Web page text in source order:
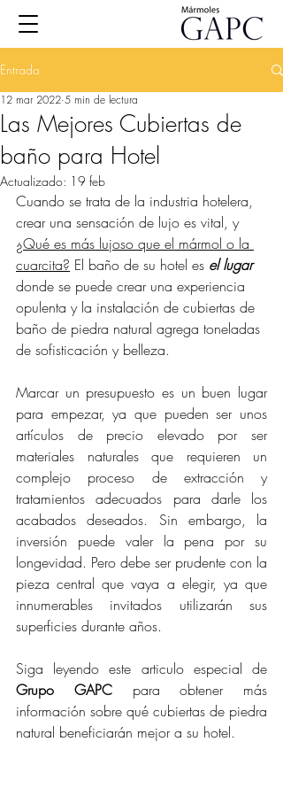
Entrada
Las Mejores Cubiertas de
baño para Hotel
12 mar 2022 5 min de lectura
Actualizado: 19 feb
Cuando se trata de la industria hotelera,
crear una sensación de lujo es vital, y
¿Qué es más lujoso que el mármol o la
cuarcita? El baño de su hotel es el lugar
donde se puede crear una experiencia
opulenta y la instalación de cubiertas de
baño de piedra natural agrega toneladas
de sofisticación y belleza.
Marcar un presupuesto es un buen lugar
para empezar, ya que pueden ser unos
artículos de precio elevado por ser
materiales naturales que requieren un
complejo proceso de extracción y
tratamientos adecuados para darle los
acabados deseados. Sin embargo, la
inversión puede valer la pena por su
longevidad. Pero debe ser prudente con la
pieza central que vaya a elegir, ya que
innumerables invitados utilizarán sus
superficies durante años.
Grupo GAPC para obtener más
información sobre qué cubiertas de piedra
natural beneficiarán mejor a su hotel.